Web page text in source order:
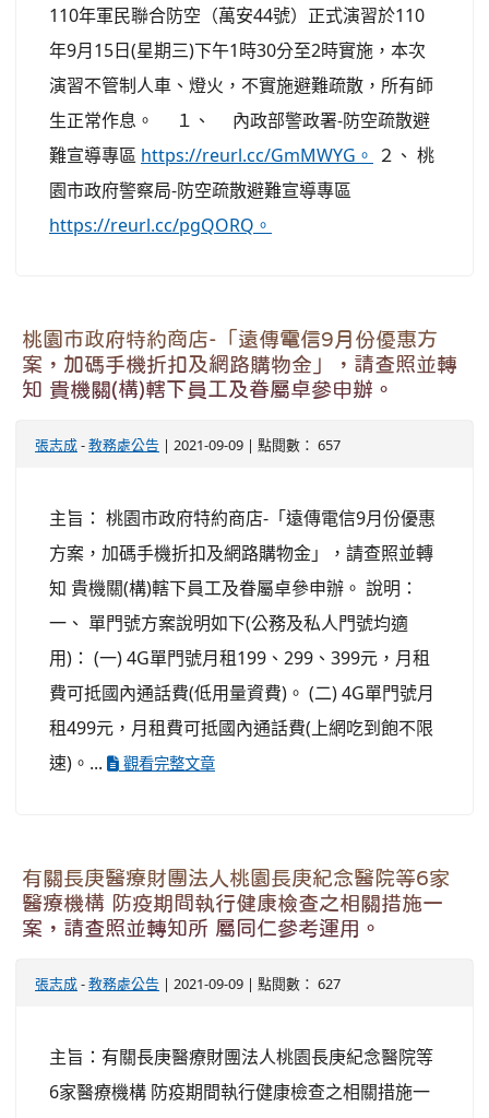
110年軍民聯合防空（萬安44號）正式演習於110
年9月15日(星期三)下午1時30分至2時實施，本次
演習不管制人車、燈火，不實施避難疏散，所有師
生正常作息。 １、 內政部警政署-防空疏散避
難宣導專區 https://reurl.cc/GmMWYG。 ２、 桃
園市政府警察局-防空疏散避難宣導專區
https://reurl.cc/pgQORQ。
桃園市政府特約商店-「遠傳電信9月份優惠方
案，加碼手機折扣及網路購物金」，請查照並轉
知 貴機關(構)轄下員工及眷屬卓參申辦。
張志成-教務處公告 | 2021-09-09 | 點閱數： 657
主旨： 桃園市政府特約商店-「遠傳電信9月份優惠
方案，加碼手機折扣及網路購物金」，請查照並轉
知 貴機關(構)轄下員工及眷屬卓參申辦。 說明：
一、 單門號方案說明如下(公務及私人門號均適
用)： (一) 4G單門號月租199、299、399元，月租
費可抵國內通話費(低用量資費)。 (二) 4G單門號月
租499元，月租費可抵國內通話費(上網吃到飽不限
速)。...
觀看完整文章
有關長庚醫療財團法人桃園長庚紀念醫院等6家
醫療機構 防疫期間執行健康檢查之相關措施一
案，請查照並轉知所 屬同仁參考運用。
張志成-教務處公告 | 2021-09-09 | 點閱數： 627
主旨：有關長庚醫療財團法人桃園長庚紀念醫院等
6家醫療機構 防疫期間執行健康檢查之相關措施一